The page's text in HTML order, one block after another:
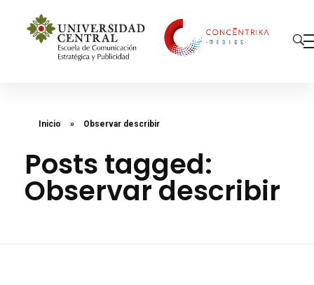
Inicio » Observar describir
Posts tagged:
Observar describir